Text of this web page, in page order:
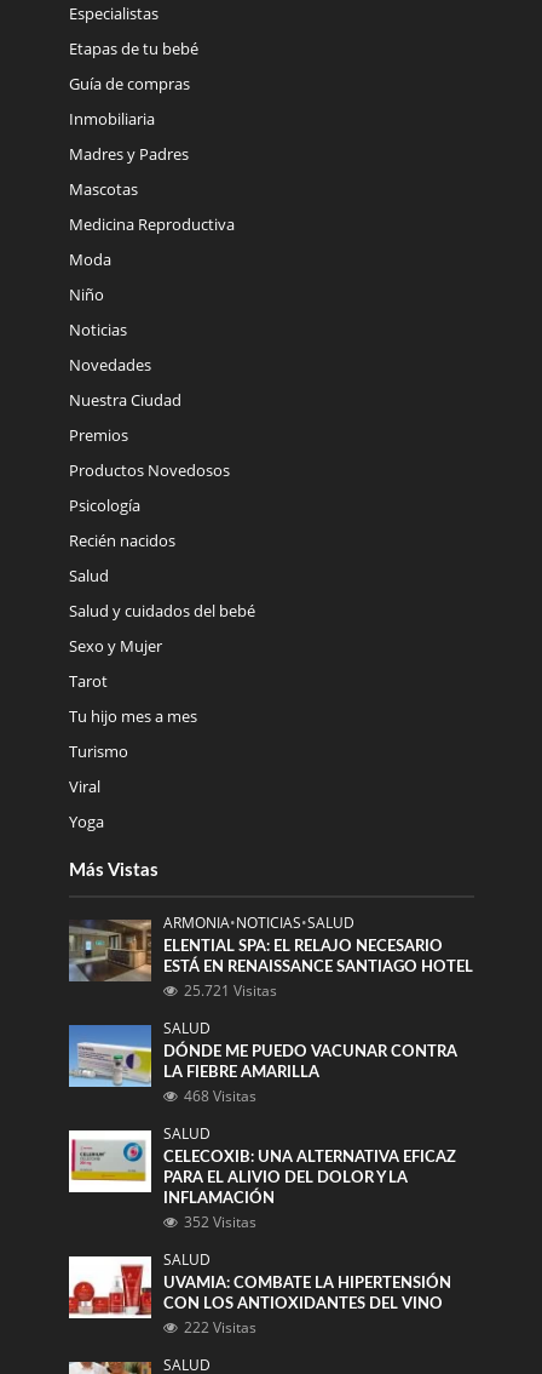
Especialistas
Etapas de tu bebé
Guía de compras
Inmobiliaria
Madres y Padres
Mascotas
Medicina Reproductiva
Moda
Niño
Noticias
Novedades
Nuestra Ciudad
Premios
Productos Novedosos
Psicología
Recién nacidos
Salud
Salud y cuidados del bebé
Sexo y Mujer
Tarot
Tu hijo mes a mes
Turismo
Viral
Yoga
Más Vistas
ARMONIA•NOTICIAS•SALUD
ELENTIAL SPA: EL RELAJO NECESARIO
ESTÁ EN RENAISSANCE SANTIAGO HOTEL
25.721 Visitas
SALUD
DÓNDE ME PUEDO VACUNAR CONTRA
LA FIEBRE AMARILLA
468 Visitas
SALUD
CELECOXIB: UNA ALTERNATIVA EFICAZ
PARA EL ALIVIO DEL DOLOR Y LA
INFLAMACIÓN
352 Visitas
SALUD
UVAMIA: COMBATE LA HIPERTENSIÓN
CON LOS ANTIOXIDANTES DEL VINO
222 Visitas
SALUD